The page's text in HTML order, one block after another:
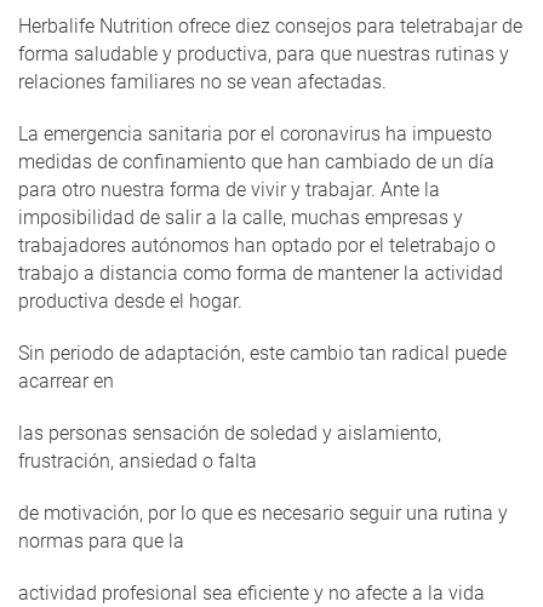
Herbalife Nutrition ofrece diez consejos para teletrabajar de
forma saludable y productiva, para que nuestras rutinas y
relaciones familiares no se vean afectadas.
La emergencia sanitaria por el coronavirus ha impuesto
medidas de confinamiento que han cambiado de un día
para otro nuestra forma de vivir y trabajar. Ante la
imposibilidad de salir a la calle, muchas empresas y
trabajadores autónomos han optado por el teletrabajo o
trabajo a distancia como forma de mantener la actividad
productiva desde el hogar.
Sin periodo de adaptación, este cambio tan radical puede
acarrear en
las personas sensación de soledad y aislamiento,
frustración, ansiedad o falta
de motivación, por lo que es necesario seguir una rutina y
normas para que la
actividad profesional sea eficiente y no afecte a la vida